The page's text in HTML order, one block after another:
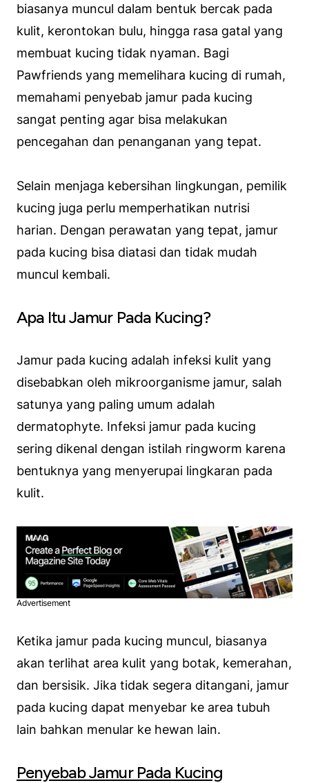
biasanya muncul dalam bentuk bercak pada
kulit, kerontokan bulu, hingga rasa gatal yang
membuat kucing tidak nyaman. Bagi
Pawfriends yang memelihara kucing di rumah,
memahami penyebab jamur pada kucing
sangat penting agar bisa melakukan
pencegahan dan penanganan yang tepat.
Selain menjaga kebersihan lingkungan, pemilik
kucing juga perlu memperhatikan nutrisi
harian. Dengan perawatan yang tepat, jamur
pada kucing bisa diatasi dan tidak mudah
muncul kembali.
Apa Itu Jamur Pada Kucing?
Jamur pada kucing adalah infeksi kulit yang
disebabkan oleh mikroorganisme jamur, salah
satunya yang paling umum adalah
dermatophyte. Infeksi jamur pada kucing
sering dikenal dengan istilah ringworm karena
bentuknya yang menyerupai lingkaran pada
kulit.
Advertisement
Ketika jamur pada kucing muncul, biasanya
akan terlihat area kulit yang botak, kemerahan,
dan bersisik. Jika tidak segera ditangani, jamur
pada kucing dapat menyebar ke area tubuh
lain bahkan menular ke hewan lain.
Penyebab Jamur Pada Kucing